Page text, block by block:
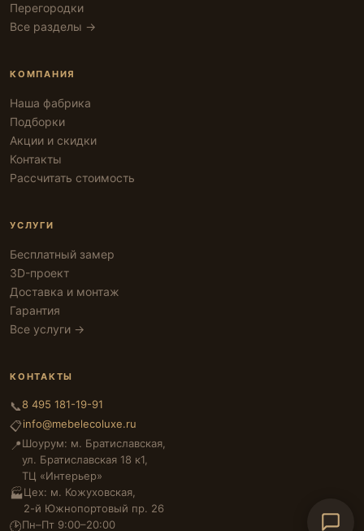
Перегородки
Все разделы →
КОМПАНИЯ
Наша фабрика
Подборки
Акции и скидки
Контакты
Рассчитать стоимость
УСЛУГИ
Бесплатный замер
3D-проект
Доставка и монтаж
Гарантия
Все услуги →
КОНТАКТЫ
📞8 495 181-19-91
📋info@mebelecoluxe.ru
📍Шоурум: м. Братиславская,
ул. Братиславская 18 к1,
ТЦ «Интерьер»
🏭Цех: м. Кожуховская,
2-й Южнопортовый пр. 26
🕑Пн–Пт 9:00–20:00